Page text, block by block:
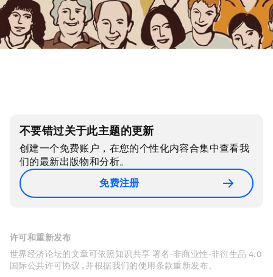
不要错过关于此主题的更新
创建一个免费账户，在您的个性化内容合集中查看我
们的最新出版物和分析。
免费注册
许可和重新发布
世界经济论坛的文章可依照知识共享 署名-非商业性-非衍生品 4.0
国际公共许可协议 , 并根据我们的使用条款重新发布。